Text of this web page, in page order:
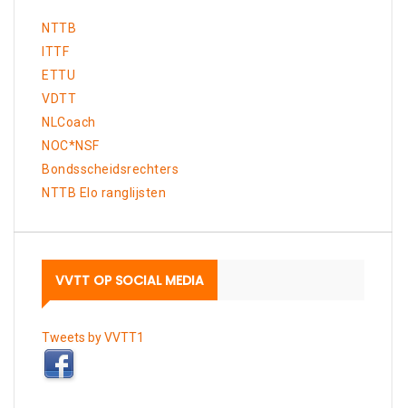
NTTB
ITTF
ETTU
VDTT
NLCoach
NOC*NSF
Bondsscheidsrechters
NTTB Elo ranglijsten
VVTT OP SOCIAL MEDIA
Tweets by VVTT1